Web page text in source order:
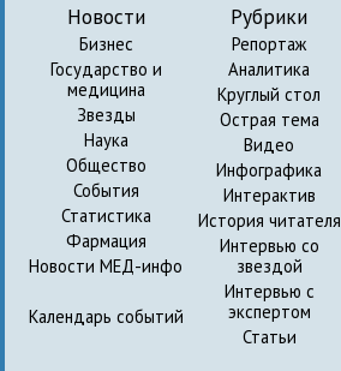
Новости
Бизнес
Государство и
медицина
Звезды
Наука
Общество
События
Статистика
Фармация
Новости МЕД-инфо
Календарь событий
Рубрики
Репортаж
Аналитика
Круглый стол
Острая тема
Видео
Инфографика
Интерактив
История читателя
Интервью со
звездой
Интервью с
экспертом
Статьи